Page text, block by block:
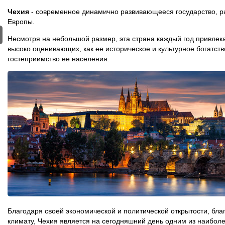
Чехия- современное динамично развивающееся государство,
Европы.
Несмотря на небольшой размер, эта страна каждый год
высоко оценивающих, как ее историческое и культурное
гостеприимство ее населения.
Благодаря своей экономической и политической открытости,
климату, Чехия является на сегодняшний день одним из